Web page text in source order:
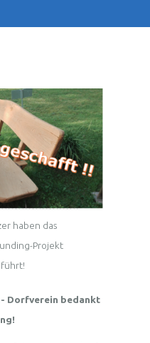
haben das
Projekt
- Dorfverein bedankt